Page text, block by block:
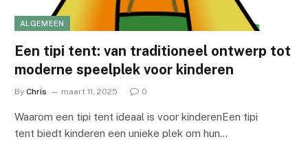
ALGEMEEN
Een tipi tent: van traditioneel ontwerp tot
moderne speelplek voor kinderen
By Chris maart 11, 2025 0
Waarom een tipi tent ideaal is voor kinderenEen tipi
tent biedt kinderen een unieke plek om hun…